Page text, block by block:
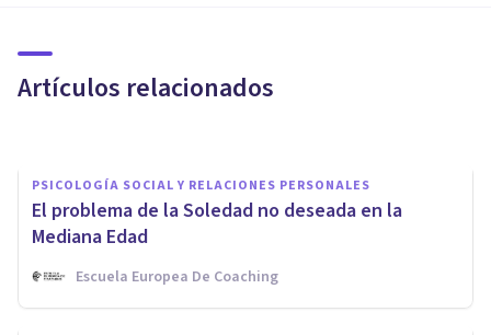
Artículos relacionados
prácticos
PSICOLOGÍA SOCIAL Y RELACIONES PERSONALES
El problema de la Soledad no deseada en la
Mediana Edad
Escuela Europea De Coaching